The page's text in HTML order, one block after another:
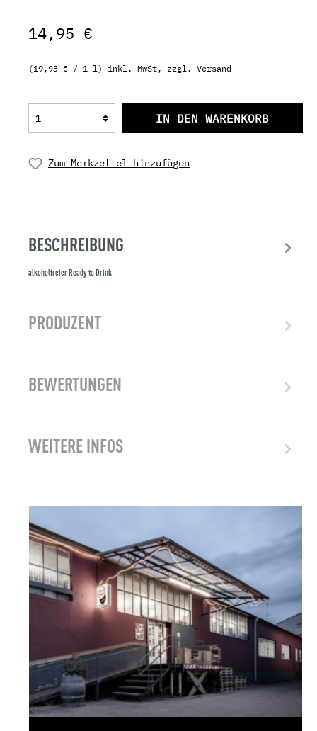
14,95 €
(19,93 € / 1 l) inkl. MwSt, zzgl. Versand
IN DEN WARENKORB
Zum Merkzettel hinzufügen
BESCHREIBUNG
alkoholfreier Ready to Drink
PRODUZENT
BEWERTUNGEN
WEITERE INFOS